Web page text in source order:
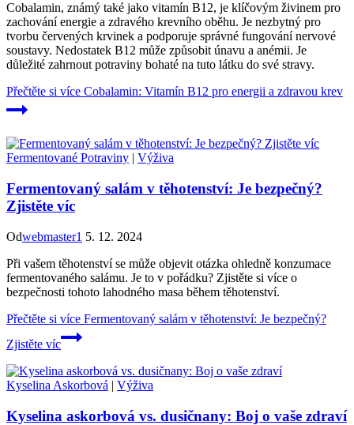
Cobalamin, známý také jako vitamín B12, je klíčovým živinem pro
zachování energie a zdravého krevního oběhu. Je nezbytný pro
tvorbu červených krvinek a podporuje správné fungování nervové
soustavy. Nedostatek B12 může způsobit únavu a anémii. Je
důležité zahrnout potraviny bohaté na tuto látku do své stravy.
Přečtěte si více Cobalamin: Vitamín B12 pro energii a zdravou krev
Fermentované Potraviny Výživa
Fermentovaný salám v těhotenství: Je bezpečný?
Zjistěte víc
Odwebmaster1 5. 12. 2024
Při vašem těhotenství se může objevit otázka ohledně konzumace
fermentovaného salámu. Je to v pořádku? Zjistěte si více o
bezpečnosti tohoto lahodného masa během těhotenství.
Přečtěte si více Fermentovaný salám v těhotenství: Je bezpečný?
Zjistěte víc
Kyselina Askorbová | Výživa
Kyselina askorbová vs. dusičnany: Boj o vaše zdraví